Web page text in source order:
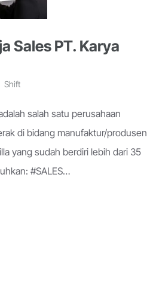
Sales PT. Karya
Shift
salah satu perusahaan
di bidang manufaktur/produsen
yang sudah berdiri lebih dari 35
#SALES…